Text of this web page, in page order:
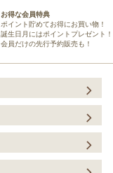
お得な会員特典
ポイント貯めてお得にお買い物！
誕生日月にはポイントプレゼント！
会員だけの先行予約販売も！